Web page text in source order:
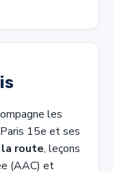
les
15e et ses
route, leçons
(AAC) et